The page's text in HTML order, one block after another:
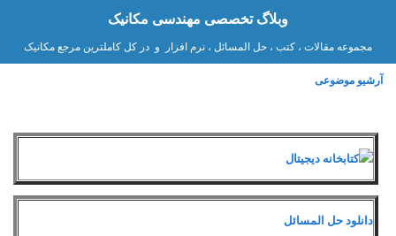
وبلاگ تخصصی مهندسی مکانیک
مجموعه مقالات ، کتب ، حل المسائل ، نرم افزار و در کل کاملترین مرجع مکانیک
آرشیو موضوعی
کتابخانه دیجیتال
دانلود حل المسائل